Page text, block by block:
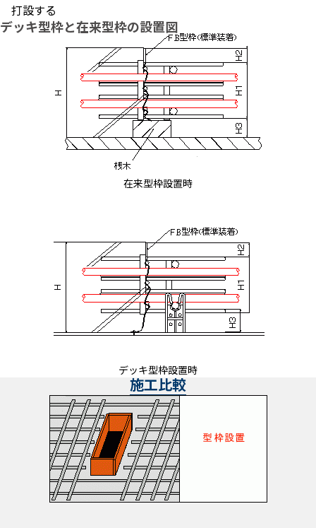
打設する
デッキ型枠と在来型枠の設置図
在来型枠設置時
デッキ型枠設置時
施工比較